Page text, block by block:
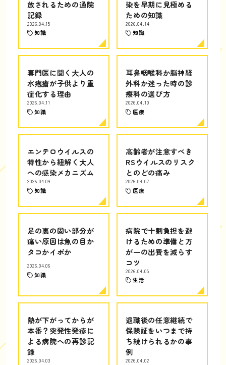
放されるための通院
記録
2026.04.15
知識
染を早期に見極める
ための知識
2026.04.14
知識
専門医に聞く大人の
水疱瘡が子供より重
症化する理由
2026.04.11
知識
耳鼻咽喉科か脳神経
外科か迷った時の診
療科の選び方
2026.04.10
医療
エンテロウイルスの
特性から紐解く大人
への感染メカニズム
2026.04.09
知識
高齢者が注意すべき
RSウイルスのリスク
とのどの痛み
2026.04.07
医療
足の裏の固い部分が
痛い原因は魚の目か
タコかイボか
2026.04.06
知識
病院で十割負担を避
けるための準備と万
が一の出費を減らす
コツ
2026.04.05
生活
熱が下がってからが
本番？突発性発疹に
よる病院への再診記
録
2026.04.03
退職後の任意継続で
保険証をいつまで持
ち続けられるかの事
例
2026.04.02